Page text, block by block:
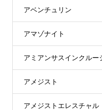
アベンチュリン
アマゾナイト
アミアンサスインクルー
アメジスト
アメジストエレスチャル